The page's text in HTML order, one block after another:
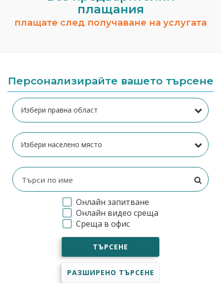
плащания
плащате след получаване на услугата
Персонализирайте вашето търсене
Онлайн запитване
Онлайн видео среща
Среща в офис
ТЪРСЕНЕ
РАЗШИРЕНО ТЪРСЕНЕ